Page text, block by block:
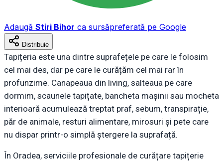
Adaugă Stiri Bihor ca sursăpreferată pe Google
Distribuie
Tapițeria este una dintre suprafețele pe care le folosim
cel mai des, dar pe care le curățăm cel mai rar în
profunzime. Canapeaua din living, salteaua pe care
dormim, scaunele tapițate, bancheta mașinii sau mocheta
interioară acumulează treptat praf, sebum, transpirație,
păr de animale, resturi alimentare, mirosuri și pete care
nu dispar printr-o simplă ștergere la suprafață.
În Oradea, serviciile profesionale de curățare tapițerie